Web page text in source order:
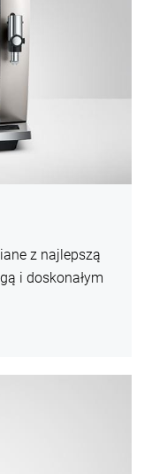
z najlepszą
i doskonałym